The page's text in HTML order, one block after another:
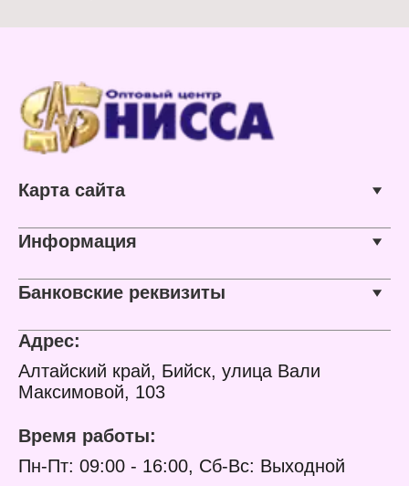
Карта сайта
Информация
Банковские реквизиты
Адрес:
Алтайский край, Бийск, улица Вали
Максимовой, 103
Время работы:
Пн-Пт: 09:00 - 16:00, Сб-Вс: Выходной